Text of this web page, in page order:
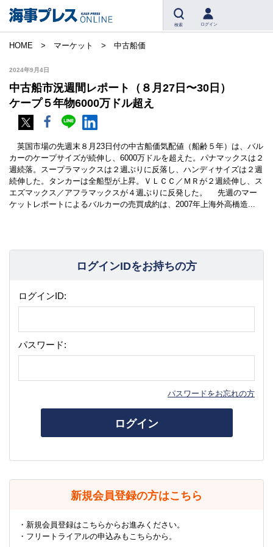
検索 ログイン
HOME マーケット 中古船価
2024年9月4日
中古船市況週間レポート（８月27日〜30日）
ケープ５年物6000万ドル超え
英国市場の先週末８月23日付の中古船価気配値（船齢５年）は、バル
カーのケープサイズが続伸し、6000万ドルを超えた。パナマックスは２
週続落。スープラマックスは２週ぶりに反落し、ハンディサイズは２週
続伸した。タンカーは全船型が上昇。ＶＬＣＣ／ＭＲが２週続伸し、ス
エズマックス／アフラマックスが４週ぶりに反発した。 先週のマー
ケットレポートによるバルカーの売買成約は、2007年上海外高橋造...
ログインIDをお持ちの方
ログインID:
パスワード:
パスワードをお忘れの方
ログイン
新規会員登録の方はこちら
・新規会員登録はこちらからお進みください。
・フリートライアルの申込みもこちらから。